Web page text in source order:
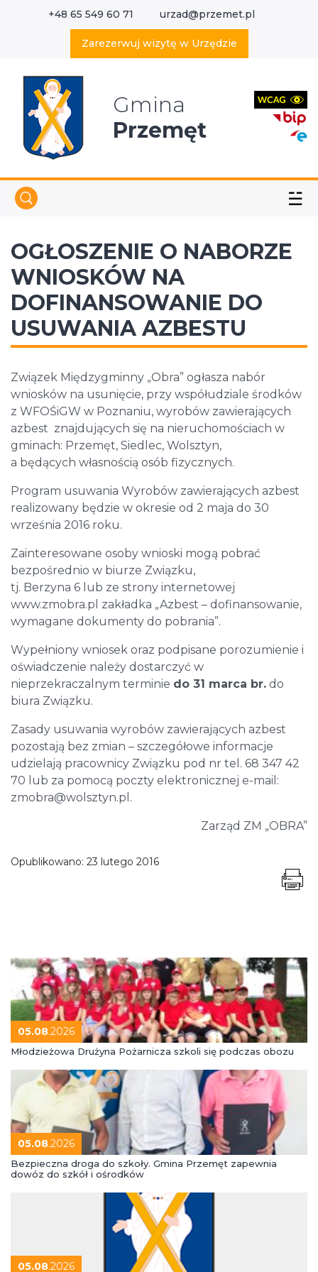
+48 65 549 60 71 urzad@przemet.pl
Zarezerwuj wizytę w Urzędzie
Gmina
Przemęt
☱
OGŁOSZENIE O NABORZE
WNIOSKÓW NA
DOFINANSOWANIE DO
USUWANIA AZBESTU
Związek Międzygminny „Obra” ogłasza nabór
wniosków na usunięcie, przy współudziale środków
z WFOŚiGW w Poznaniu, wyrobów zawierających
azbest znajdujących się na nieruchomościach w
gminach: Przemęt, Siedlec, Wolsztyn,
a będących własnością osób fizycznych.
Program usuwania Wyrobów zawierających azbest
realizowany będzie w okresie od 2 maja do 30
września 2016 roku.
Zainteresowane osoby wnioski mogą pobrać
bezpośrednio w biurze Związku,
tj. Berzyna 6 lub ze strony internetowej
www.zmobra.pl zakładka „Azbest – dofinansowanie,
wymagane dokumenty do pobrania”.
Wypełniony wniosek oraz podpisane porozumienie i
oświadczenie należy dostarczyć w
nieprzekraczalnym terminie do 31 marca br. do
biura Związku.
Zasady usuwania wyrobów zawierających azbest
pozostają bez zmian – szczegółowe informacje
udzielają pracownicy Związku pod nr tel. 68 347 42
70 lub za pomocą poczty elektronicznej e-mail:
zmobra@wolsztyn.pl.
Zarząd ZM „OBRA”
Opublikowano: 23 lutego 2016
05.08.2026
Młodzieżowa Drużyna Pożarnicza szkoli się podczas obozu
05.08.2026
Bezpieczna droga do szkoły. Gmina Przemęt zapewnia
dowóz do szkół i ośrodków
05.08.2026
Wyszukaj w serwisie